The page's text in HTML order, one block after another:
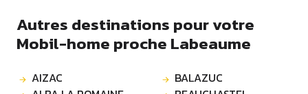
Autres destinations pour votre
Mobil-home proche Labeaume
AIZAC
BALAZUC